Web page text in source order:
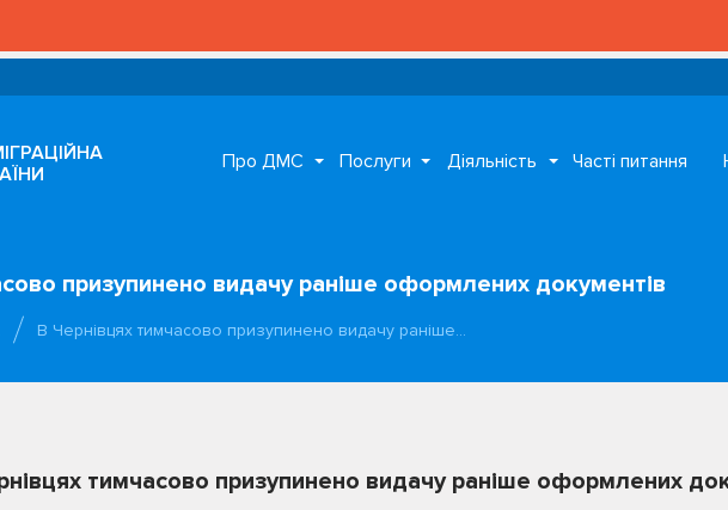
Про ДМС Послуги Діяльність Часті питання
призупинено видачу раніше оформлених документів
В Чернівцях тимчасово призупинено видачу раніше…
тимчасово призупинено видачу раніше оформлених